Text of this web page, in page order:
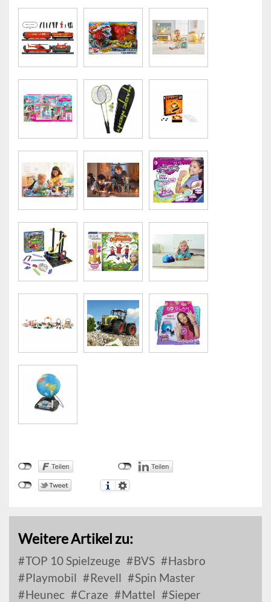
Weitere Artikel zu:
TOP 10 Spielzeuge BVS
Hasbro
Playmobil
Revell
Spin Master
Heunec
Craze Mattel
Sieper